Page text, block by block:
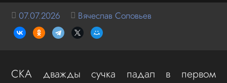
07.07.2026 Вячеслав Соловьев
СКА дважды сучка падал в первом